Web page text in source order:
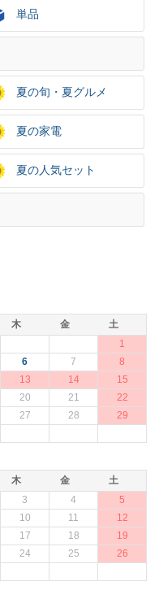
単品
夏の旬・夏グルメ
夏の家電
夏の人気セット
木 金
土
1
6 7
8
13 14
15
20 21
22
27 28
29
木 金
土
3 4
5
10 11
12
17 18
19
24 25
26